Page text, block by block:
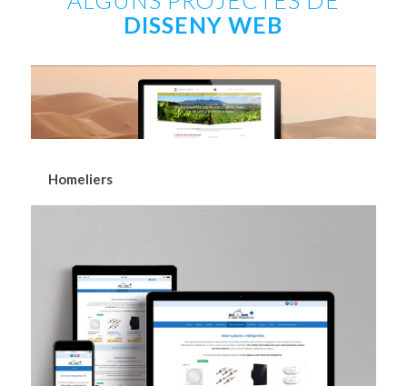
DISSENY WEB
Homeliers